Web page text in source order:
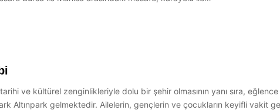
ve kültürel zenginlikleriyle dolu bir şehir olmasının yanı sıra, eğlence
Altınpark gelmektedir. Ailelerin, gençlerin ve çocukların keyifli vakit